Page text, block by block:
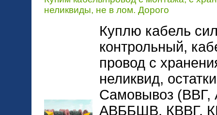
неликвиды, не в лом. Дорого
Куплю кабель
контрольный,
провод с
неликвид,
Самовывоз
АВББШВ, КВВГ,